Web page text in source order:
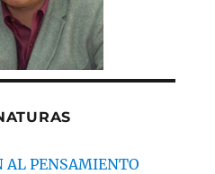
AL PENSAMIENTO